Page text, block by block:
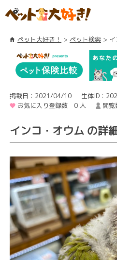
ペット大好き！ ペット検索
掲載日：2021/04/10
生体ID：
お気に入り登録数 0 人
閲
インコ・オウム の詳